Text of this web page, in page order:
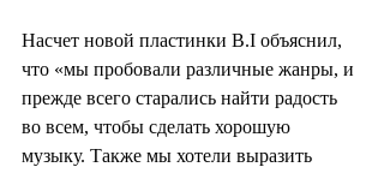
Насчет новой пластинки B.I объяснил,
что «мы пробовали различные жанры, и
прежде всего старались найти радость
во всем, чтобы сделать хорошую
музыку. Также мы хотели выразить